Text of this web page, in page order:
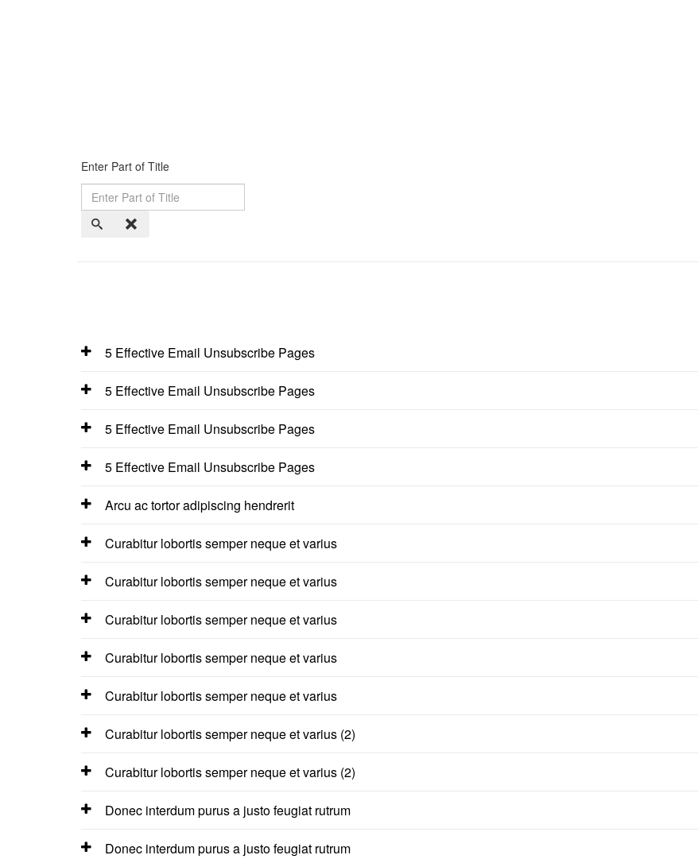
Enter Part of Title
5 Effective Email Unsubscribe Pages
5 Effective Email Unsubscribe Pages
5 Effective Email Unsubscribe Pages
5 Effective Email Unsubscribe Pages
Arcu ac tortor adipiscing hendrerit
Curabitur lobortis semper neque et varius
Curabitur lobortis semper neque et varius
Curabitur lobortis semper neque et varius
Curabitur lobortis semper neque et varius
Curabitur lobortis semper neque et varius
Curabitur lobortis semper neque et varius (2)
Curabitur lobortis semper neque et varius (2)
Donec interdum purus a justo feugiat rutrum
Donec interdum purus a justo feugiat rutrum